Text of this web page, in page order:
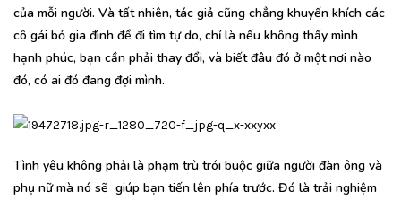
của mỗi người. Và tất nhiên, tác giả cũng chẳng khuyến khích các
cô gái bỏ gia đình để đi tìm tự do, chỉ là nếu không thấy mình
hạnh phúc, bạn cần phải thay đổi, và biết đâu đó ở một nơi nào
đó, có ai đó đang đợi mình.
Tình yêu không phải là phạm trù trói buộc giữa người đàn ông và
phụ nữ mà nó sẽ giúp bạn tiến lên phía trước. Đó là trải nghiệm